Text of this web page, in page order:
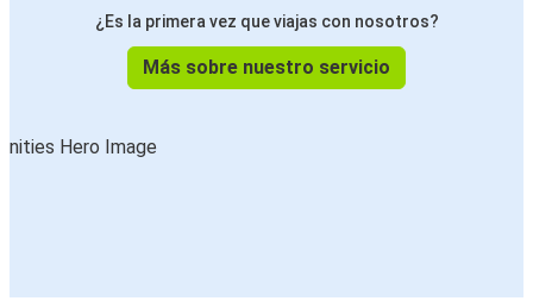
¿Es la primera vez que viajas con nosotros?
Más sobre nuestro servicio